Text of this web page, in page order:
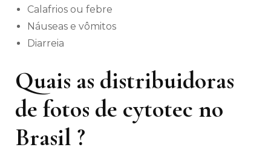
Calafrios ou febre
Náuseas e vômitos
Diarreia
Quais as distribuidoras
de fotos de cytotec no
Brasil ?